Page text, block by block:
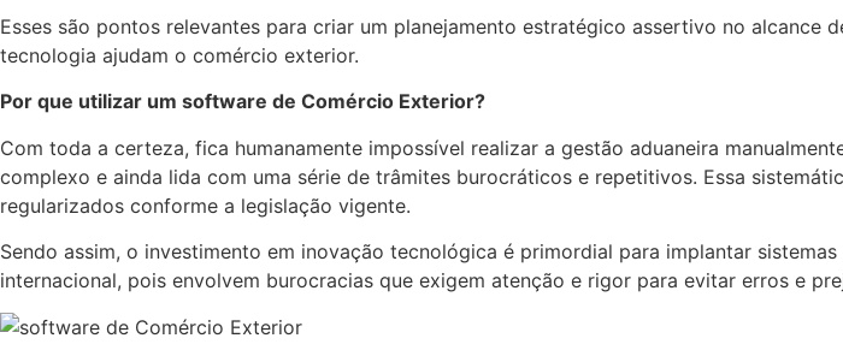
Esses são pontos relevantes para criar um planejamento estratégico assertivo no
tecnologia ajudam o comércio exterior.
Por que utilizar um software de Comércio Exterior?
Com toda a certeza, fica humanamente impossível realizar a gestão aduaneira
complexo e ainda lida com uma série de trâmites burocráticos e repetitivos. Essa
regularizados conforme a legislação vigente.
Sendo assim, o investimento em inovação tecnológica é primordial para implantar
internacional, pois envolvem burocracias que exigem atenção e rigor para evitar erros e